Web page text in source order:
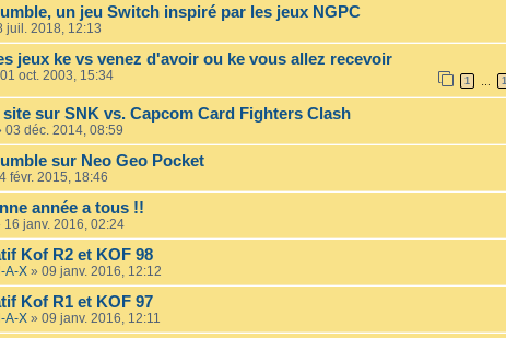
un jeu Switch inspiré par les jeux NGPC
juil. 2018, 12:13
jeux ke vs venez d'avoir ou ke vous allez recevoir
01 oct. 2003, 15:34 1
site sur SNK vs. Capcom Card Fighters Clash
03 déc. 2014, 08:59
sur Neo Geo Pocket
févr. 2015, 18:46
année a tous !!
16 janv. 2016, 02:24
Kof R2 et KOF 98
A-X » 09 janv. 2016, 12:12
Kof R1 et KOF 97
A-X » 09 janv. 2016, 12:11